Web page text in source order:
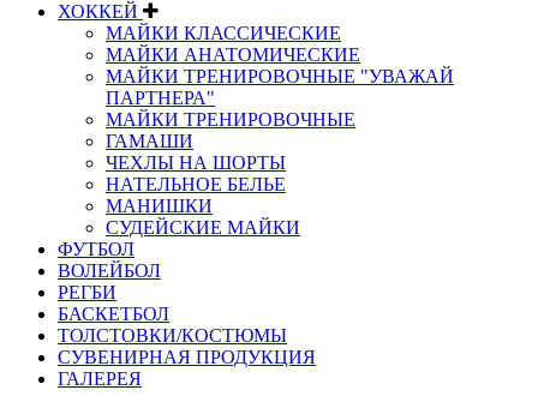
ХОККЕЙ
МАЙКИ КЛАССИЧЕСКИЕ
МАЙКИ АНАТОМИЧЕСКИЕ
МАЙКИ ТРЕНИРОВОЧНЫЕ "УВАЖАЙ
ПАРТНЕРА"
МАЙКИ ТРЕНИРОВОЧНЫЕ
ГАМАШИ
ЧЕХЛЫ НА ШОРТЫ
НАТЕЛЬНОЕ БЕЛЬЕ
МАНИШКИ
СУДЕЙСКИЕ МАЙКИ
ФУТБОЛ
ВОЛЕЙБОЛ
РЕГБИ
БАСКЕТБОЛ
ТОЛСТОВКИ/КОСТЮМЫ
СУВЕНИРНАЯ ПРОДУКЦИЯ
ГАЛЕРЕЯ